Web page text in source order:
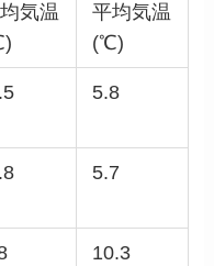
気温
平均気温
(℃)
5.8
5.7
10.3